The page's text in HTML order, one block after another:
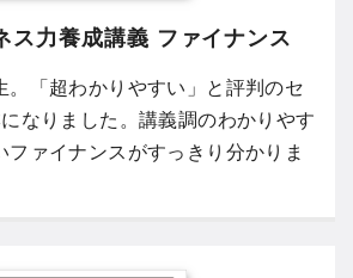
ス力養成講義 ファイナンス
。「超わかりやすい」と評判のセ
なりました。講義調のわかりやす
ファイナンスがすっきり分かりま